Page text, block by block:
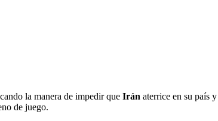
la manera de impedir que Irán aterrice en su país
de juego.